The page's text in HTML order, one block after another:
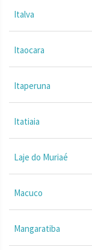
Italva
Itaocara
Itaperuna
Itatiaia
Laje do Muriaé
Macuco
Mangaratiba